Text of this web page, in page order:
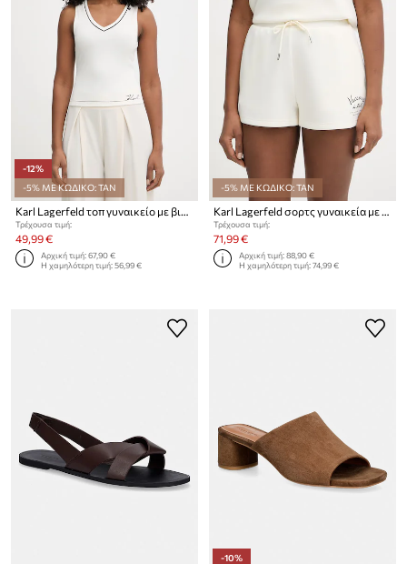
-12%
-5% ΜΕ ΚΩΔΙΚΟ: TAN
Karl Lagerfeld τοπ γυναικείο με βισκόζη
Τρέχουσα τιμή:
49,99 €
Αρχική τιμή:67,90 €
Η χαμηλότερη τιμή:56,99 €
-5% ΜΕ ΚΩΔΙΚΟ: TAN
Karl Lagerfeld σορτς γυναικεία με μοντάλ
Τρέχουσα τιμή:
71,99 €
Αρχική τιμή:88,90 €
Η χαμηλότερη τιμή:74,99 €
-10%